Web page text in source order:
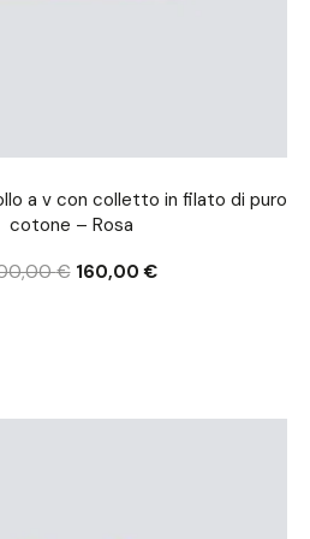
a v con colletto in filato di puro
cotone – Rosa
€ 160,00€